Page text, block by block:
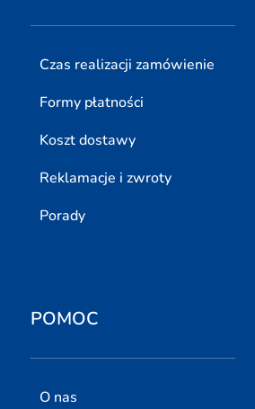
Czas realizacji zamówienie
Formy płatności
Koszt dostawy
Reklamacje i zwroty
Porady
POMOC
O nas